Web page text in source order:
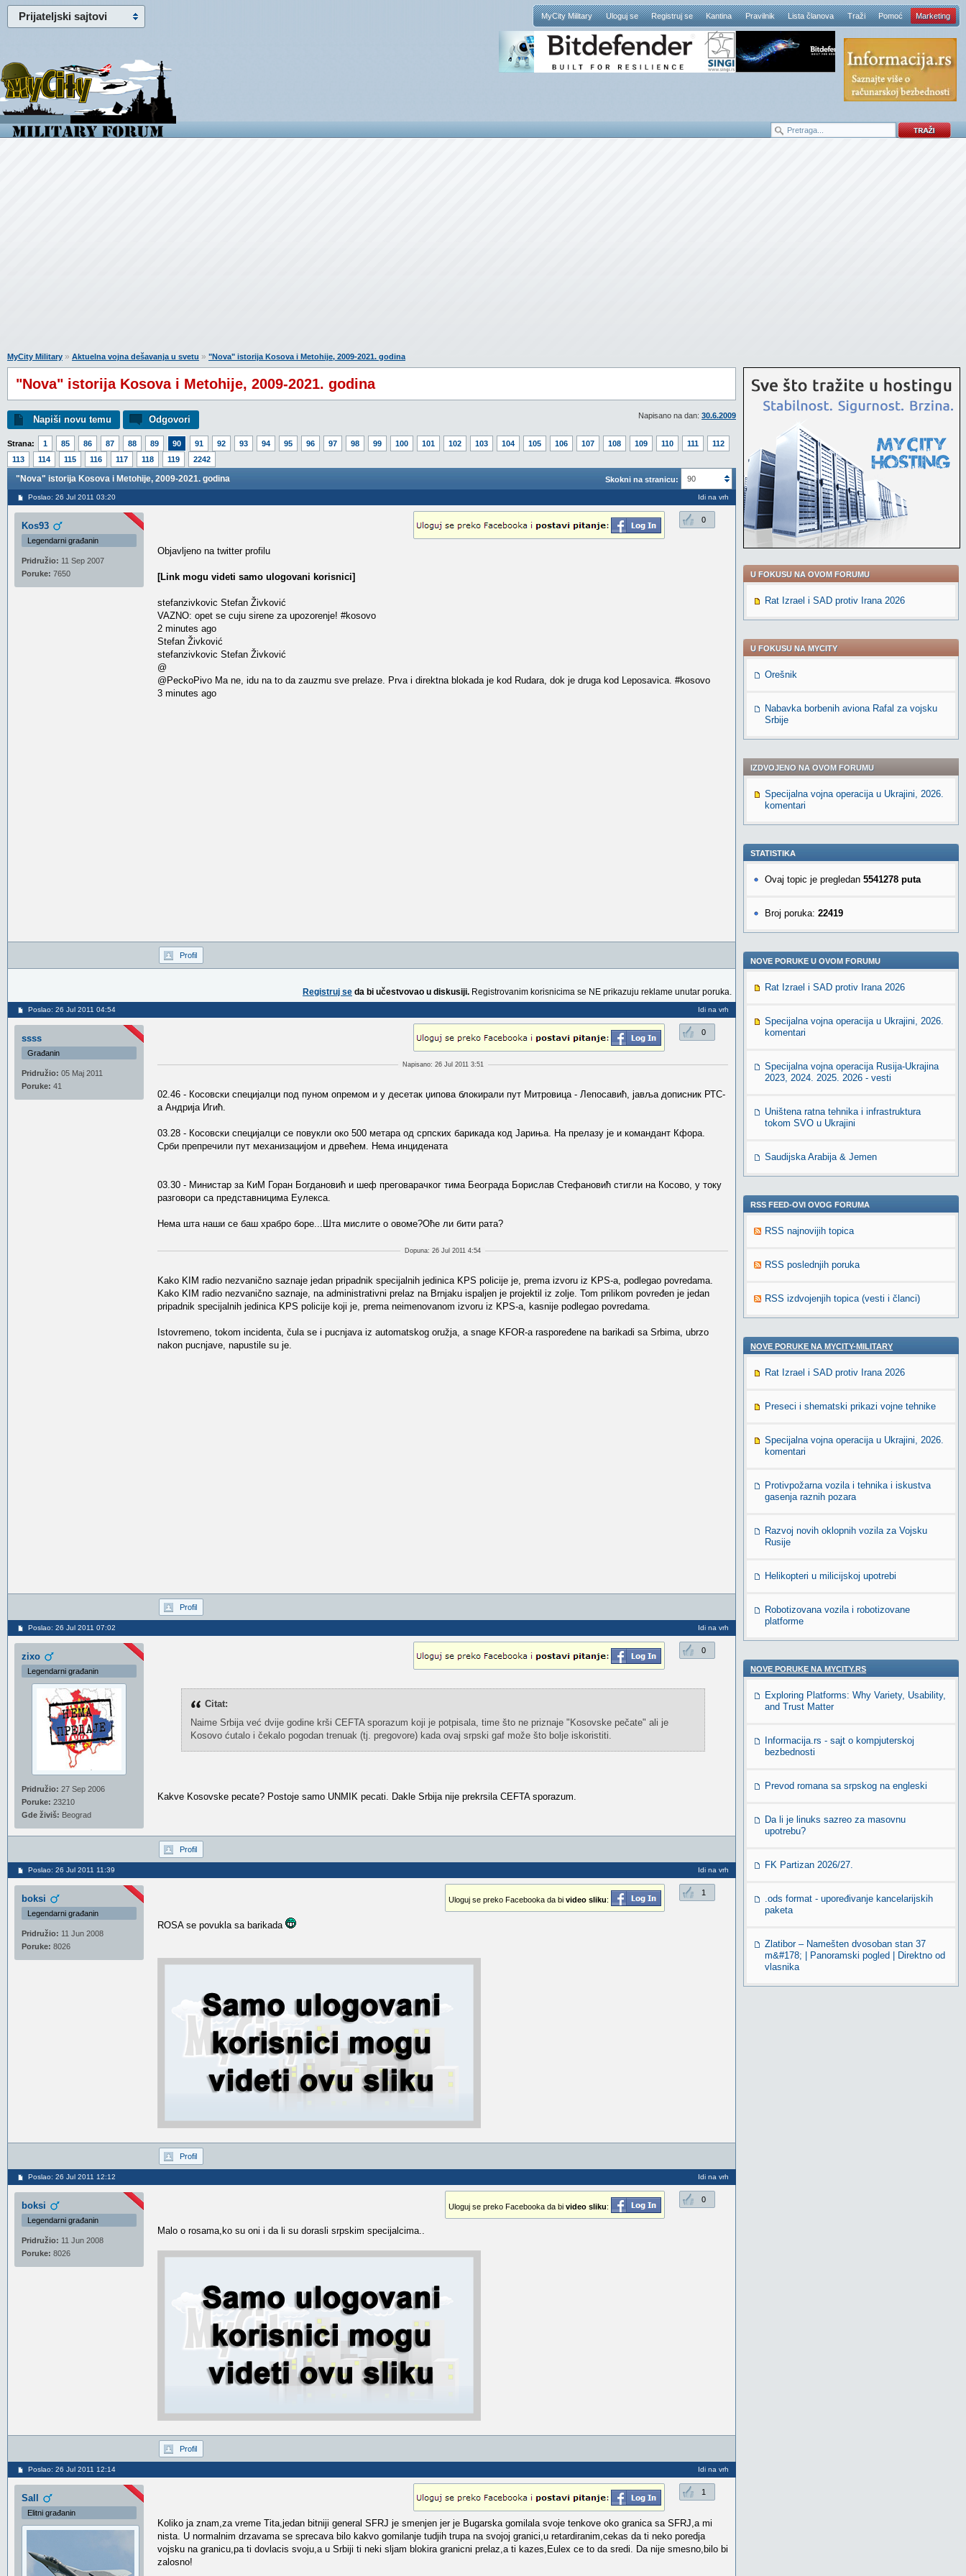
Prijateljski sajtovi MyCity Military Uloguj se Registruj se Kantina Pravilnik Lista članova Traži Pomoć Marketing
MyCity Military » Aktuelna vojna dešavanja u svetu » "Nova" istorija Kosova i Metohije, 2009-2021. godina
"Nova" istorija Kosova i Metohije, 2009-2021. godina
Napisano na dan: 30.6.2009
Napiši novu temu Odgovori
Strana: 1 85 86 87 88 89 90 91 92 93 94 95 96 97 98 99 100 101 102 103 104 105 106 107 108 109 110 111
112
113
114 115 116 117 118 119 2242
Skokni na stranicu: 90
"Nova" istorija Kosova i Metohije, 2009-2021. godina
Poslao: 26 Jul 2011 03:20 Idi na vrh
Kos93
Legendarni građanin
Pridružio: 11 Sep 2007
Poruke: 7650
0
Objavljeno na twitter profilu
[Link mogu videti samo ulogovani korisnici]
stefanzivkovic Stefan Živković
VAZNO: opet se cuju sirene za upozorenje! #kosovo
2 minutes ago
Stefan Živković
stefanzivkovic Stefan Živković
@
@PeckoPivo Ma ne, idu na to da zauzmu sve prelaze. Prva i direktna blokada je kod Rudara, dok je druga kod Leposavica. #kosovo
3 minutes ago
Profil
Registruj se da bi učestvovao u diskusiji. Registrovanim korisnicima se NE prikazuju reklame unutar poruka.
Poslao: 26 Jul 2011 04:54 Idi na vrh
ssss
Građanin
Pridružio: 05 Maj 2011
Poruke: 41
0
Napisano: 26 Jul 2011 3:51
02.46 - Косовски специјалци под пуном опремом и у десетак џипова блокирали пут Митровица - Лепосавић, jавља дописник РТС-
а Андрија Игић.
03.28 - Косовски специјалци се повукли око 500 метара од српских барикада код Јариња. На прелазу је и командант Кфора.
Срби препречили пут механизацијом и дрвећем. Нема инцидената
03.30 - Министар за КиМ Горан Богдановић и шеф преговарачког тима Београда Борислав Стефановић стигли на Косово, у току
разговори са представницима Еулекса.
Нема шта наши се баш храбро боре...Шта мислите о овоме?Оће ли бити рата?
Dopuna: 26 Jul 2011 4:54
Kako KIM radio nezvanično saznaje jedan pripadnik specijalnih jedinica KPS policije je, prema izvoru iz KPS-a, podlegao povredama.
Kako KIM radio nezvanično saznaje, na administrativni prelaz na Brnjaku ispaljen je projektil iz zolje. Tom prilikom povređen je jedan
pripadnik specijalnih jedinica KPS policije koji je, prema neimenovanom izvoru iz KPS-a, kasnije podlegao povredama.
Istovremeno, tokom incidenta, čula se i pucnjava iz automatskog oružja, a snage KFOR-a raspoređene na barikadi sa Srbima, ubrzo
nakon pucnjave, napustile su je.
Profil
Poslao: 26 Jul 2011 07:02 Idi na vrh
zixo
Legendarni građanin
Pridružio: 27 Sep 2006
Poruke: 23210
Gde živiš: Beograd
0
Citat:
Naime Srbija već dvije godine krši CEFTA sporazum koji je potpisala, time što ne priznaje "Kosovske pečate" ali je
Kosovo ćutalo i čekalo pogodan trenuak (tj. pregovore) kada ovaj srpski gaf može što bolje iskoristiti.
Kakve Kosovske pecate? Postoje samo UNMIK pecati. Dakle Srbija nije prekrsila CEFTA sporazum.
Profil
Poslao: 26 Jul 2011 11:39 Idi na vrh
boksi
Legendarni građanin
Pridružio: 11 Jun 2008
Poruke: 8026
1
Uloguj se preko Facebooka da bi video sliku:
ROSA se povukla sa barikada
Profil
Poslao: 26 Jul 2011 12:12 Idi na vrh
boksi
Legendarni građanin
Pridružio: 11 Jun 2008
Poruke: 8026
0
Uloguj se preko Facebooka da bi video sliku:
Malo o rosama,ko su oni i da li su dorasli srpskim specijalcima..
Profil
Poslao: 26 Jul 2011 12:14 Idi na vrh
Sall
Elitni građanin
1
Koliko ja znam,za vreme Tita,jedan bitniji general SFRJ je smenjen jer je Bugarska gomilala svoje tenkove oko granica sa SFRJ,a mi
nista. U normalnim drzavama se sprecava bilo kakvo gomilanje tudjih trupa na svojoj granici,u retardiranim,cekas da ti neko poredja
vojsku na granicu,pa ti dovlacis svoju,a u Srbiji ti neki sljam blokira granicni prelaz,a ti kazes,Eulex ce to da sredi. Da nije smesno,bilo bi
zalosno!
U FOKUSU NA OVOM FORUMU
Rat Izrael i SAD protiv Irana 2026
U FOKUSU NA MYCITY
Orešnik
Nabavka borbenih aviona Rafal za vojsku
Srbije
IZDVOJENO NA OVOM FORUMU
Specijalna vojna operacija u Ukrajini, 2026.
komentari
STATISTIKA
Ovaj topic je pregledan 5541278 puta
Broj poruka: 22419
NOVE PORUKE U OVOM FORUMU
Rat Izrael i SAD protiv Irana 2026
Specijalna vojna operacija u Ukrajini, 2026.
komentari
Specijalna vojna operacija Rusija-Ukrajina
2023, 2024. 2025. 2026 - vesti
Uništena ratna tehnika i infrastruktura
tokom SVO u Ukrajini
Saudijska Arabija & Jemen
RSS FEED-OVI OVOG FORUMA
RSS najnovijih topica
RSS poslednjih poruka
RSS izdvojenjih topica (vesti i članci)
NOVE PORUKE NA MYCITY-MILITARY
Rat Izrael i SAD protiv Irana 2026
Preseci i shematski prikazi vojne tehnike
Specijalna vojna operacija u Ukrajini, 2026.
komentari
Protivpožarna vozila i tehnika i iskustva
gasenja raznih pozara
Razvoj novih oklopnih vozila za Vojsku
Rusije
Helikopteri u milicijskoj upotrebi
Robotizovana vozila i robotizovane
platforme
NOVE PORUKE NA MYCITY.RS
Exploring Platforms: Why Variety, Usability,
and Trust Matter
Informacija.rs - sajt o kompjuterskoj
bezbednosti
Prevod romana sa srpskog na engleski
Da li je linuks sazreo za masovnu
upotrebu?
FK Partizan 2026/27.
.ods format - upoređivanje kancelarijskih
paketa
Zlatibor – Namešten dvosoban stan 37
m&#178; | Panoramski pogled | Direktno od
vlasnika